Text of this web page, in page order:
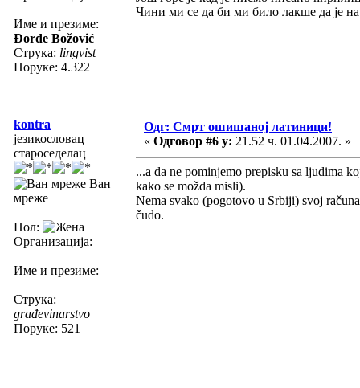
Име и презиме:
Đorđe Božović
Струка: lingvist
Поруке: 4.322
Чини ми се да би ми било лакше да је
kontra
језикословац
староседелац
Ван
мреже
Пол:
Организација:
Име и презиме:
Струка:
građevinarstvo
Поруке: 521
Одг: Смрт ошишаној латиници!
« Одговор #6 у: 21.52 ч. 01.04.2007. »
...a da ne pominjemo prepisku sa ljudima
kako se možda misli).
Nema svako (pogotovo u Srbiji) svoj
čudo.